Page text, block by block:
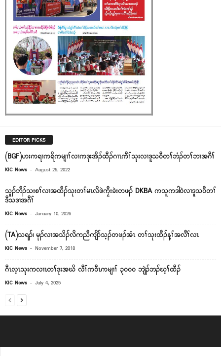
EDITOR PICKS
(BGF)ဟးကရၢကရိကမျၢၢ်လၢကဒုးအိၣ်ထီၣ်ဂၢၤကီၢ်သုးလၢဒူသ၀ီတၢ်ဘံၣ်တၢ်ဘၢအဂီၢ်
KIC News - August 25, 2022
သူၣ်ဘီၣ်သးစၢ်လၢအထီၣ်သုးတၢ်မၤလိဖဲကၠီးခဲးတဖၣ် DKBA ကသူကဒါဝဲလၢဒူသဝီတၢ်
ဒီသဒၢအဂီၢ်
KIC News - January 10, 2026
(TA)သရၣ်၊ မုၣ်လၢအသိၣ်လိကညီကျိာ်သ့ၣ်တဖၣ်အံၤ တၢ်သုးထီၣ်န့ၢ်အလီၢ်လၤ
KIC News - November 7, 2018
ဂီၤလ့ၤသုးကလၢၤတၢ်ဒုးအဃိ လီၢ်က၀ီၤကမျၢၢ် ၃၀၀၀ ဘျဲၣ်ဘၣ်ဃ့ၢ်ထီၣ်
KIC News - July 4, 2025